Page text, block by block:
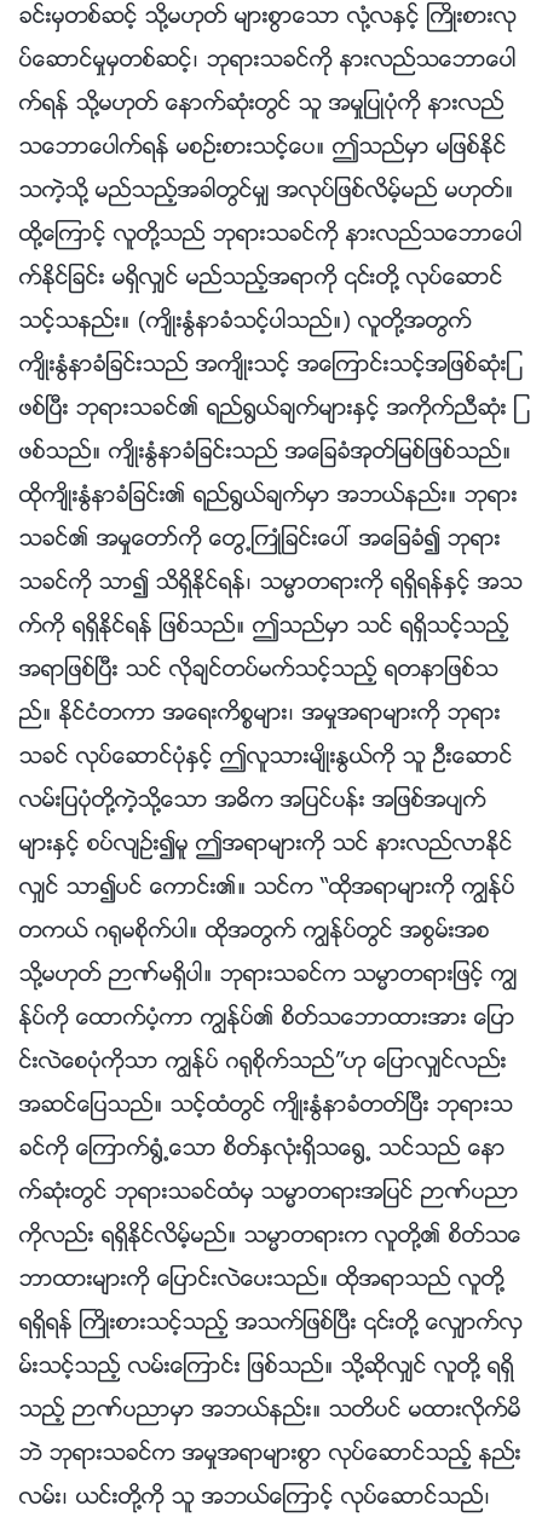
ခင္းမွတစ္ဆင့္ သို႔မဟုတ္ မ်ားစြာေသာ လုံ႔လႏွင့္ ႀကိဳးစားလု
ပ္ေဆာင္မႈမွတစ္ဆင့္၊ ဘုရားသခင္ကို နားလည္သေဘာေပါ
က္ရန္ သို႔မဟုတ္ ေနာက္ဆုံးတြင္ သူ အမႈျပဳပုံကို နားလည္
သေဘာေပါက္ရန္ မစဥ္းစားသင့္ေပ။ ဤသည္မွာ မျဖစ္ႏိုင္
သကဲ့သို႔ မည္သည့္အခါတြင္မွ် အလုပ္ျဖစ္လိမ့္မည္ မဟုတ္။
ထို႔ေၾကာင့္ လူတို႔သည္ ဘုရားသခင္ကို နားလည္သေဘာေပါ
က္ႏိုင္ျခင္း မရွိလွ်င္ မည္သည့္အရာကို ၎တို႔ လုပ္ေဆာင္
သင့္သနည္း။ (က်ိဳးႏြံနာခံသင့္ပါသည္။) လူတို႔အတြက္
က်ိဳးႏြံနာခံျခင္းသည္ အက်ိဳးသင့္ အေၾကာင္းသင့္အျဖစ္ဆုံးျ
ဖစ္ၿပီး ဘုရားသခင္၏ ရည္႐ြယ္ခ်က္မ်ားႏွင့္ အကိုက္ညီဆုံး ျ
ဖစ္သည္။ က်ိဳးႏြံနာခံျခင္းသည္ အေျခခံအုတ္ျမစ္ျဖစ္သည္။
ထိုက်ိဳးႏြံနာခံျခင္း၏ ရည္႐ြယ္ခ်က္မွာ အဘယ္နည္း။ ဘုရား
သခင္၏ အမႈေတာ္ကို ေတြ႕ႀကဳံျခင္းေပၚ အေျခခံ၍ ဘုရား
သခင္ကို သာ၍ သိရွိႏိုင္ရန္၊ သမၼာတရားကို ရရွိရန္ႏွင့္ အသ
က္ကို ရရွိႏိုင္ရန္ ျဖစ္သည္။ ဤသည္မွာ သင္ ရရွိသင့္သည့္
အရာျဖစ္ၿပီး သင္ လိုခ်င္တပ္မက္သင့္သည့္ ရတနာျဖစ္သ
ည္။ ႏိုင္ငံတကာ အေရးကိစၥမ်ား၊ အမႈအရာမ်ားကို ဘုရား
သခင္ လုပ္ေဆာင္ပုံႏွင့္ ဤလူသားမ်ိဳးႏြယ္ကို သူ ဦးေဆာင္
လမ္းျပပုံတို႔ကဲ့သို႔ေသာ အဓိက အျပင္ပန္း အျဖစ္အပ်က္
မ်ားႏွင့္ စပ္လ်ဥ္း၍မူ ဤအရာမ်ားကို သင္ နားလည္လာႏိုင္
လွ်င္ သာ၍ပင္ ေကာင္း၏။ သင္က “ထိုအရာမ်ားကို ကြၽန္ုပ္
တကယ္ ဂ႐ုမစိုက္ပါ။ ထိုအတြက္ ကြၽန္ုပ္တြင္ အစြမ္းအစ
သို႔မဟုတ္ ဉာဏ္မရွိပါ။ ဘုရားသခင္က သမၼာတရားျဖင့္ ကြၽ
န္ုပ္ကို ေထာက္ပံ့ကာ ကြၽန္ုပ္၏ စိတ္သေဘာထားအား ေျပာ
င္းလဲေစပုံကိုသာ ကြၽန္ုပ္ ဂ႐ုစိုက္သည္”ဟု ေျပာလွ်င္လည္း
အဆင္ေျပသည္။ သင့္ထံတြင္ က်ိဳးႏြံနာခံတတ္ၿပီး ဘုရားသ
ခင္ကို ေၾကာက္႐ြံ႕ေသာ စိတ္ႏွလုံးရွိသေ႐ြ႕ သင္သည္ ေနာ
က္ဆုံးတြင္ ဘုရားသခင္ထံမွ သမၼာတရားအျပင္ ဉာဏ္ပညာ
ကိုလည္း ရရွိႏိုင္လိမ့္မည္။ သမၼာတရားက လူတို႔၏ စိတ္သေ
ဘာထားမ်ားကို ေျပာင္းလဲေပးသည္။ ထိုအရာသည္ လူတို႔
ရရွိရန္ ႀကိဳးစားသင့္သည့္ အသက္ျဖစ္ၿပီး ၎တို႔ ေလွ်ာက္လွ
မ္းသင့္သည့္ လမ္းေၾကာင္း ျဖစ္သည္။ သို႔ဆိုလွ်င္ လူတို႔ ရရွိ
သည့္ ဉာဏ္ပညာမွာ အဘယ္နည္း။ သတိပင္ မထားလိုက္မိ
ဘဲ ဘုရားသခင္က အမႈအရာမ်ားစြာ လုပ္ေဆာင္သည့္ နည္း
လမ္း၊ ယင္းတို႔ကို သူ အဘယ္ေၾကာင့္ လုပ္ေဆာင္သည္၊